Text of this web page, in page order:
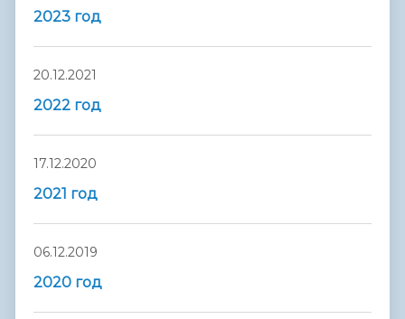
2023 год
20.12.2021
2022 год
17.12.2020
2021 год
06.12.2019
2020 год